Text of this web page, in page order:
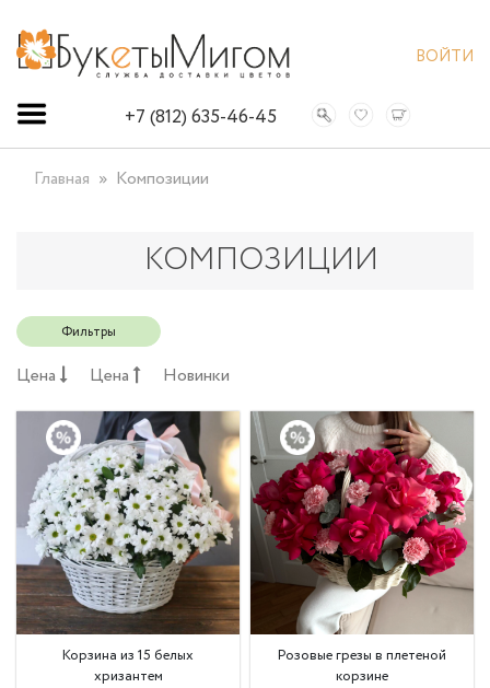
ВОЙТИ
+7 (812) 635-46-45
Главная Композиции
КОМПОЗИЦИИ
Фильтры
Цена Цена Новинки
Корзина из 15 белых
хризантем
Розовые грезы в плетеной
корзине